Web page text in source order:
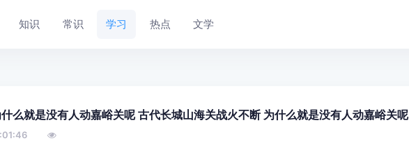
知识 常识 学习 热点 文学
么就是没有人动嘉峪关呢 古代长城山海关战火不断 为什么就是没有人动嘉峪关呢